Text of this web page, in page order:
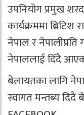
उपनियोग प्रमुख
कार्यक्रममा ब्रिटिश
नेपाल र
नेपाललाई दिँदै
बेलायतका लागि
स्वागत मन्तब्य दिंदै